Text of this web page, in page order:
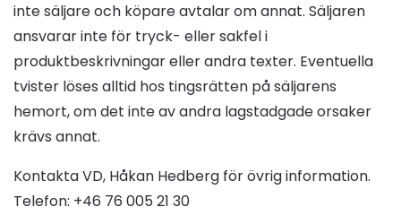
inte säljare och köpare avtalar om annat. Säljaren
ansvarar inte för tryck- eller sakfel i
produktbeskrivningar eller andra texter. Eventuella
tvister löses alltid hos tingsrätten på säljarens
hemort, om det inte av andra lagstadgade orsaker
krävs annat.
Kontakta VD, Håkan Hedberg för övrig information.
Telefon: +46 76 005 21 30